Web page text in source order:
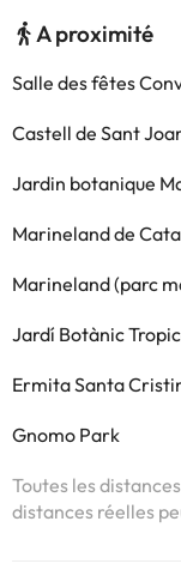
A proximité
Salle des fêtes
Castell de Sant
Jardin botanique
Marineland de
Marineland (parc
Jardí Botànic
Ermita Santa
Gnomo Park
Toutes les
distances réelles